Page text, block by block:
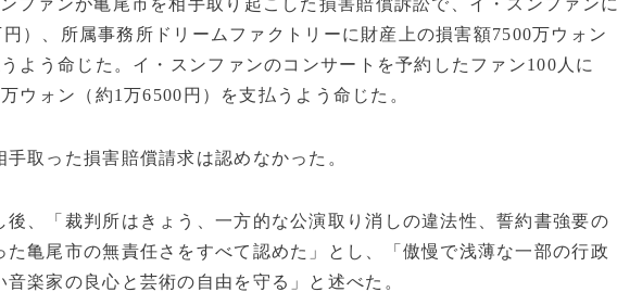
ファンが亀尾市を相手取り起こした損害賠償訴訟で、イ・スンファンに
）、所属事務所ドリームファクトリーに財産上の損害額7500万ウォン
よう命じた。イ・スンファンのコンサートを予約したファン100人に
ウォン（約1万6500円）を支払うよう命じた。
取った損害賠償請求は認めなかった。
、「裁判所はきょう、一方的な公演取り消しの違法性、誓約書強要の
亀尾市の無責任さをすべて認めた」とし、「傲慢で浅薄な一部の行政
楽家の良心と芸術の自由を守る」と述べた。